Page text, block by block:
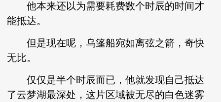
他本来还以为需要耗费数个时辰的时间才
能抵达。
但是现在呢，乌篷船宛如离弦之箭，奇快
无比。
仅仅是半个时辰而已，他就发现自己抵达
了云梦湖最深处，这片区域被无尽的白色迷雾